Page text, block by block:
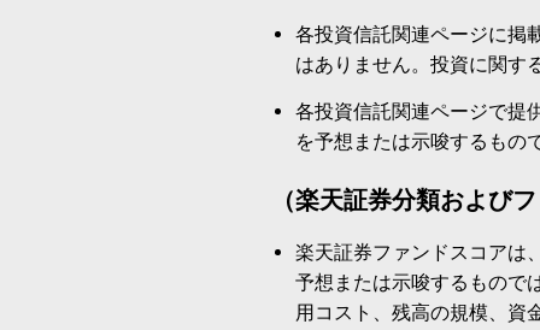
各投資信託関連ページに掲
はありません。投資に関す
各投資信託関連ページで提
を予想または示唆するもの
（楽天証券分類および
楽天証券ファンドスコアは
予想または示唆するもので
用コスト、残高の規模、資